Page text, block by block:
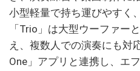
小型軽量で持ち運びやすく
「Trio」は大型ウーファー
え、複数人での演奏にも対
One」アプリと連携し、エ